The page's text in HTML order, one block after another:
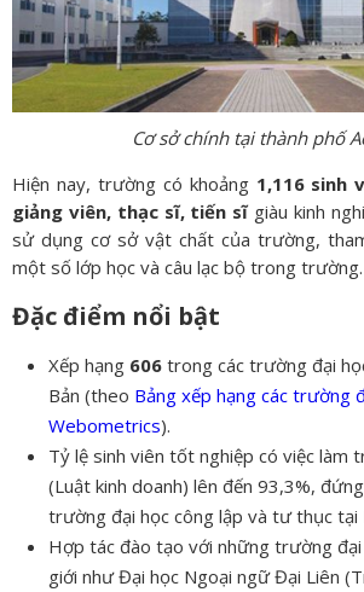
Cơ sở chính tại thành phố
Hiện nay, trường có khoảng 1,116 sinh
giảng viên, thạc sĩ, tiến sĩ giàu kinh
sử dụng cơ sở vật chất của trường,
một số lớp học và câu lạc bộ trong trường.
Đặc điểm nổi bật
Xếp hạng 606 trong các trường đại
Bản (theo Bảng xếp hạng các trường
Webometrics).
Tỷ lệ sinh viên tốt nghiệp có việc làm
(Luật kinh doanh) lên đến 93,3%,
trường đại học công lập và tư thục tại
Hợp tác đào tạo với những trường
giới như Đại học Ngoại ngữ Đại Liên